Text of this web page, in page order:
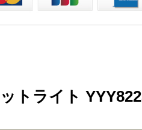
トライト